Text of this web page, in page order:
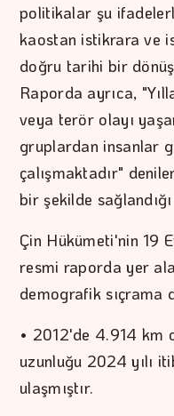
politikalar şu
kaostan istikrara ve
doğru tarihi bir
Raporda ayrıca,
veya terör olayı
gruplardan insanlar
çalışmaktadır"
bir şekilde
Çin Hükümeti'nin 19
resmi raporda yer
demografik sıçrama
• 2012'de 4.914 km
uzunluğu 2024 yılı
ulaşmıştır.